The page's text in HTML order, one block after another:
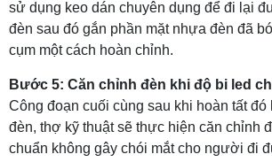
sử dụng keo dán chuyên dụng để đi lại
đèn sau đó gắn phần mặt nhựa đèn đã
cụm một cách hoàn chỉnh.
Bước 5: Căn chỉnh đèn khi độ bi led
Công đoạn cuối cùng sau khi hoàn tất đó
đèn, thợ kỹ thuật sẽ thực hiện căn chỉnh
chuẩn không gây chói mắt cho người đi